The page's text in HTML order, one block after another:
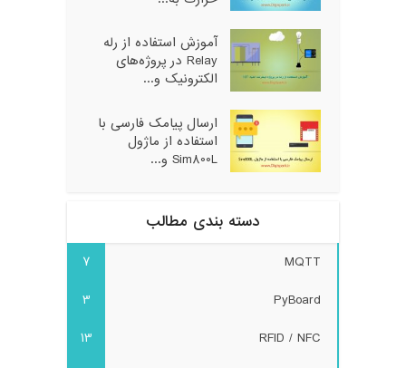
آموزش استفاده از رله
Relay در پروژه‌های
الکترونیک و...
ارسال پیامک فارسی با
استفاده از ماژول
Sim800L و...
دسته بندی مطالب
MQTT
7
PyBoard
3
RFID / NFC
13